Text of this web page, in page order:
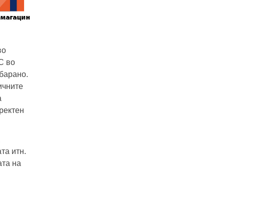
во
итн.
на